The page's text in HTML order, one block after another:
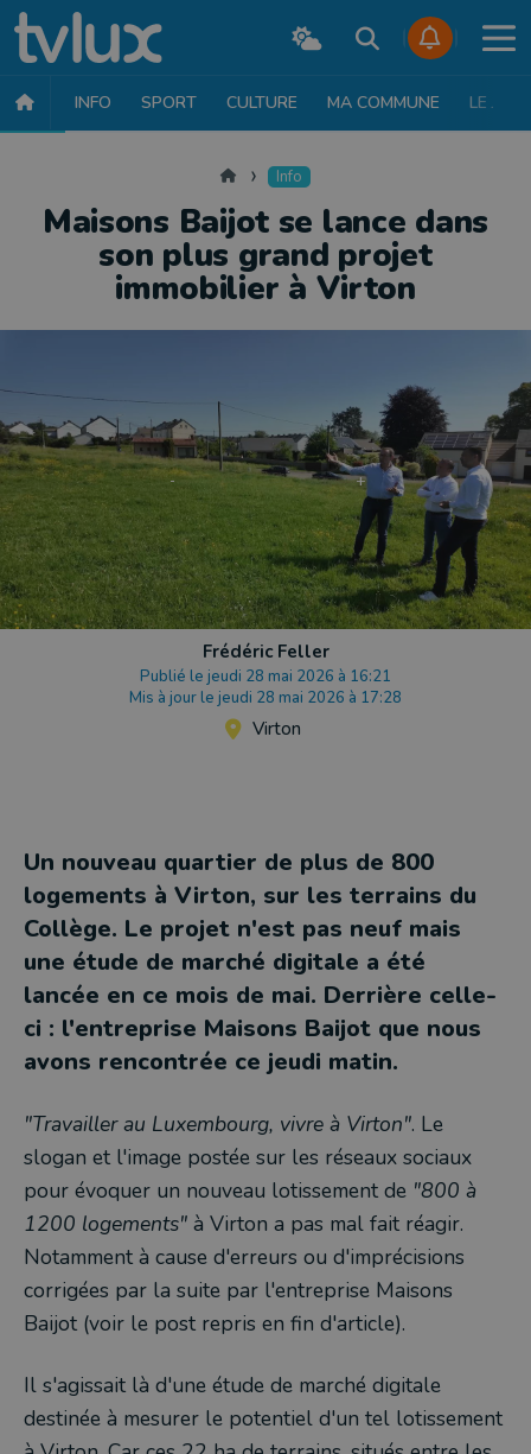
INFO SPORT CULTURE MA COMMUNE LE JT
Accueil Info
Maisons Baijot se lance dans
son plus grand projet
immobilier à Virton
Frédéric Feller
Publié le jeudi 28 mai 2026 à 16:21
Mis à jour le jeudi 28 mai 2026 à 17:28
Virton
Un nouveau quartier de plus de 800
logements à Virton, sur les terrains du
Collège. Le projet n'est pas neuf mais
une étude de marché digitale a été
lancée en ce mois de mai. Derrière celle-
ci : l'entreprise Maisons Baijot que nous
avons rencontrée ce jeudi matin.
"Travailler au Luxembourg, vivre à Virton". Le
slogan et l'image postée sur les réseaux sociaux
pour évoquer un nouveau lotissement de "800 à
1200 logements" à Virton a pas mal fait réagir.
Notamment à cause d'erreurs ou d'imprécisions
corrigées par la suite par l'entreprise Maisons
Baijot (voir le post repris en fin d'article).
Il s'agissait là d'une étude de marché digitale
destinée à mesurer le potentiel d'un tel lotissement